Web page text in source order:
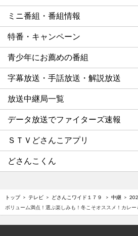
ミニ番組・番組情報
特番・キャンペーン
青少年にお薦めの番組
字幕放送・手話放送・解説放送
放送中継局一覧
データ放送でファイターズ速報
ＳＴＶどさんこアプリ
どさんこくん
トップ テレビ どさんこワイド１７９ 中継
ボリューム満点！選ぶ楽しみも！冬こそオススメ！カレー